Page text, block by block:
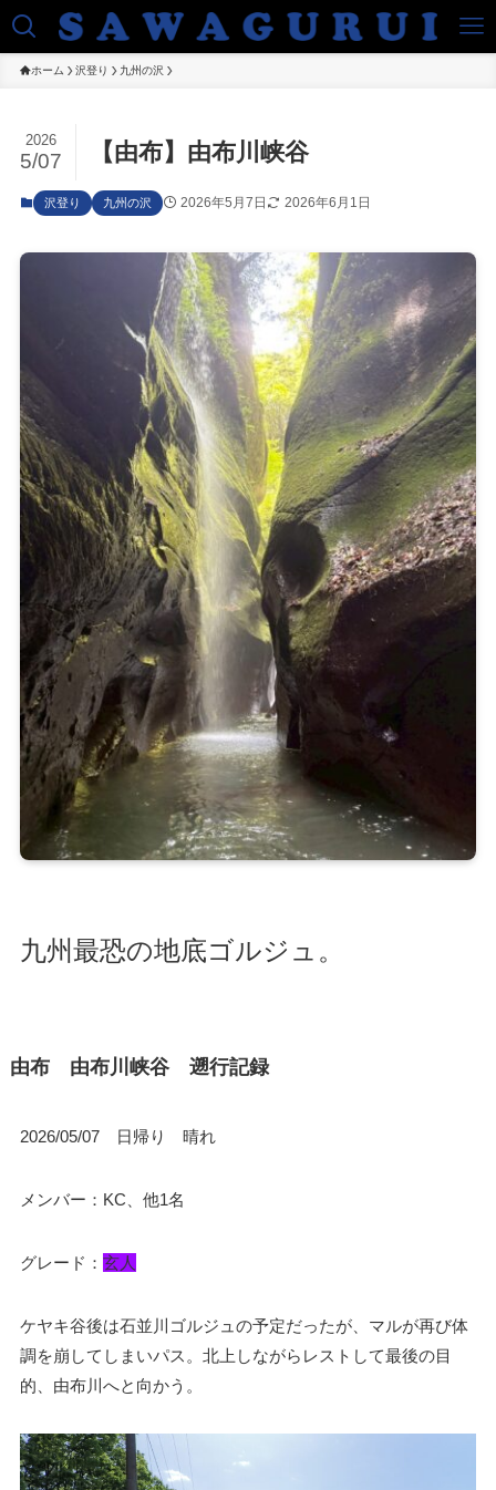
ホーム 沢登り 九州の沢
【由布】由布川峡谷
2026
5/07
沢登り 九州の沢 2026年5月7日 2026年6月1日
九州最恐の地底ゴルジュ。
由布 由布川峡谷 遡行記録
2026/05/07 日帰り 晴れ
メンバー：KC、他1名
グレード： 玄人
ケヤキ谷後は石並川ゴルジュの予定だったが、マルが再び体
調を崩してしまいパス。北上しながらレストして最後の目
的、由布川へと向かう。